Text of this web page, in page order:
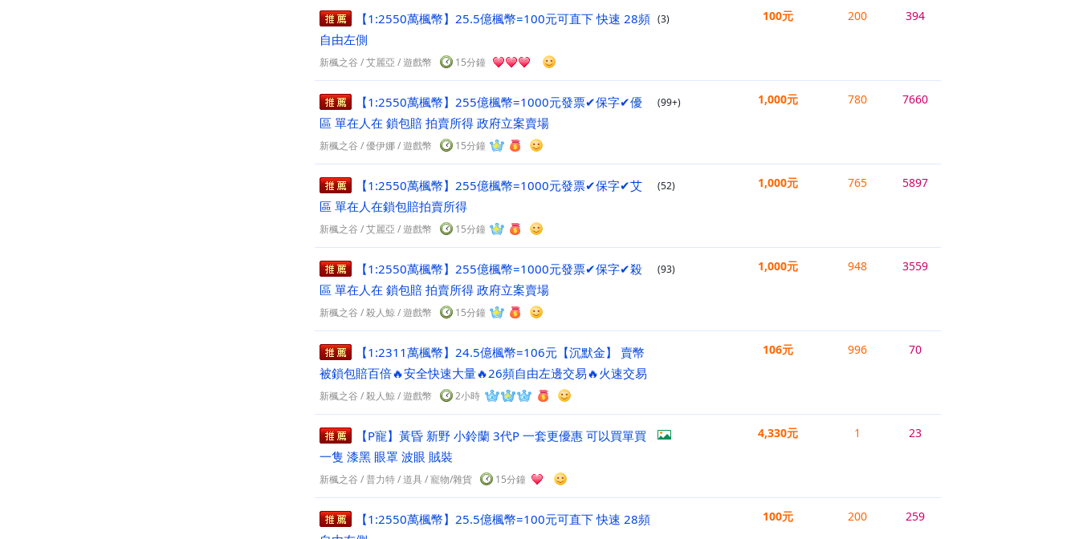
【1:2550萬楓幣】25.5億楓幣=100元可直下 快速 28頻
自由左側
(3)
新楓之谷 /艾麗亞 /遊戲幣 15分鐘
100元 200 394
【1:2550萬楓幣】255億楓幣=1000元發票✔保字✔優
區 單在人在 鎖包賠 拍賣所得 政府立案賣場
(99+)
新楓之谷 /優伊娜/遊戲幣 15分鐘
1,000元 780 7660
【1:2550萬楓幣】255億楓幣=1000元發票✔保字✔艾
區 單在人在鎖包賠拍賣所得
(52)
新楓之谷 /艾麗亞 /遊戲幣 15分鐘
1,000元 765 5897
【1:2550萬楓幣】255億楓幣=1000元發票✔保字✔殺
區 單在人在 鎖包賠 拍賣所得 政府立案賣場
(93)
新楓之谷 /殺人鯨/遊戲幣 15分鐘
1,000元 948 3559
【1:2311萬楓幣】24.5億楓幣=106元【沉默金】 賣幣
被鎖包賠百倍🔥安全快速大量🔥26頻自由左邊交易🔥火速交易
新楓之谷 /殺人鯨/遊戲幣 2小時
106元 996 70
【P寵】黃昏 新野 小鈴蘭 3代P 一套更優惠 可以買單買
一隻 漆黑 眼罩 波眼 賊裝
新楓之谷 /普力特/道具 / 寵物/雜貨 15分鐘
4,330元 1 23
【1:2550萬楓幣】25.5億楓幣=100元可直下 快速 28頻
100元 200 259